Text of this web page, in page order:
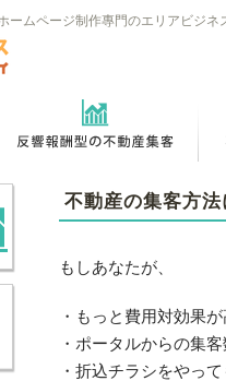
ームページ制作專門のエリアビジネ
不動産の集客方
もしあなたが、
・もっと費用対効果
・ポータルからの集
・折込チラシをやっ